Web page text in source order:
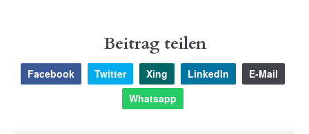
Beitrag teilen
Facebook Twitter Xing LinkedIn
E-Mail
Whatsapp